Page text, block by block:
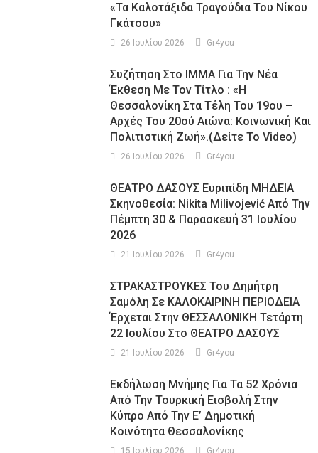
«τα Καλοτάξιδα Τραγούδια Του Νίκου
Γκάτσου»
26 Ιουλίου 2026 Gr4you
Συζήτηση Στο ΙΜΜΑ Για Την Νέα
Έκθεση Με Τον Τίτλο : «Η
Θεσσαλονίκη Στα Τέλη Του 19ου –
Αρχές Του 20ού Αιώνα: Κοινωνική Και
Πολιτιστική Ζωή».(Δείτε Το Video)
26 Ιουλίου 2026 Gr4you
ΘΕΑΤΡΟ ΔΑΣΟΥΣ Ευριπίδη ΜΗΔΕΙΑ
Σκηνοθεσία: Nikita Milivojević Από Την
Πέμπτη 30 & Παρασκευή 31 Ιουλίου
2026
21 Ιουλίου 2026 Gr4you
ΣΤΡΑΚΑΣΤΡΟΥΚΕΣ Του Δημήτρη
Σαμόλη Σε ΚΑΛΟΚΑΙΡΙΝΗ ΠΕΡΙΟΔΕΙΑ
Έρχεται Στην ΘΕΣΣΑΛΟΝΙΚΗ Τετάρτη
22 Ιουλίου Στο ΘΕΑΤΡΟ ΔΑΣΟΥΣ
21 Ιουλίου 2026 Gr4you
Εκδήλωση Μνήμης Για Τα 52 Χρόνια
Από Την Τουρκική Εισβολή Στην
Κύπρο Από Την Ε’ Δημοτική
Κοινότητα Θεσσαλονίκης
15 Ιουλίου 2026 Gr4you